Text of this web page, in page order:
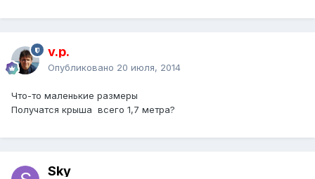
v.p.
Опубликовано 20 июля, 2014
Что-то маленькие размеры
Получатся крыша всего 1,7 метра?
Sky